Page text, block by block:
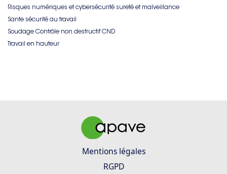
Risques numériques et cybersécurité sureté et malveillance
Sante sécurité au travail
Soudage Contrôle non destructif CND
Travail en hauteur
Mentions légales
RGPD